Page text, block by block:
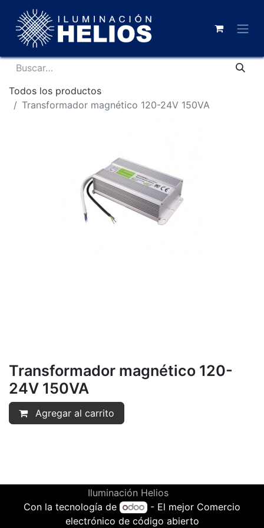
Todos los productos
Transformador magnético 120-24V 150VA
Transformador magnético 120-
24V 150VA
Agregar al carrito
Iluminación Helios
Con la tecnología de
- El mejor Comercio
electrónico de código abierto